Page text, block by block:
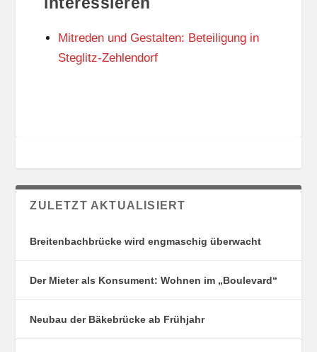
N
S
O
N
Mitreden und Gestalten: Beteiligung in
Steglitz-Zehlendorf
ZULETZT AKTUALISIERT
Breitenbachbrücke wird engmaschig überwacht
Der Mieter als Konsument: Wohnen im „Boulevard“
Neubau der Bäkebrücke ab Frühjahr